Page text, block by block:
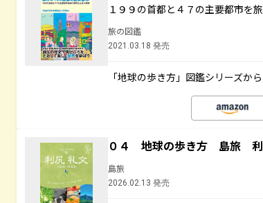
１９９の首都と４７の主要都市を
旅の図鑑
2021.03.18 発売
「地球の歩き方」図鑑シリーズか
０４ 地球の歩き方 島旅
島旅
2026.02.13 発売